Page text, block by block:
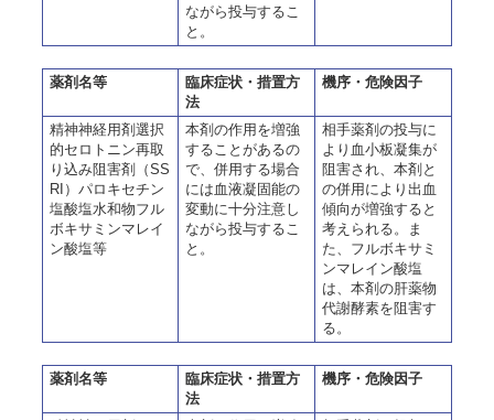
ながら投与するこ
と。
薬剤名等
臨床症状・措置方
法
機序・危険因子
精神神経用剤選択
的セロトニン再取
り込み阻害剤（SS
RI）パロキセチン
塩酸塩水和物フル
ボキサミンマレイ
ン酸塩等
本剤の作用を増強
することがあるの
で、併用する場合
には血液凝固能の
変動に十分注意し
ながら投与するこ
と。
相手薬剤の投与に
より血小板凝集が
阻害され、本剤と
の併用により出血
傾向が増強すると
考えられる。ま
た、フルボキサミ
ンマレイン酸塩
は、本剤の肝薬物
代謝酵素を阻害す
る。
薬剤名等
臨床症状・措置方
法
機序・危険因子